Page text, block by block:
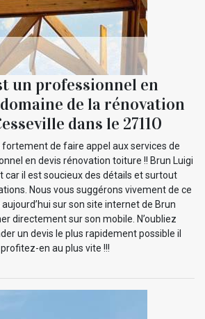
un professionnel en
de la rénovation
dans le 27110
fortement de faire appel aux services de
en devis rénovation toiture !! Brun Luigi
car il est soucieux des détails et surtout
Nous vous suggérons vivement de ce
sur son site internet de Brun
directement sur son mobile. N’oubliez
un devis le plus rapidement possible il
en au plus vite !!!